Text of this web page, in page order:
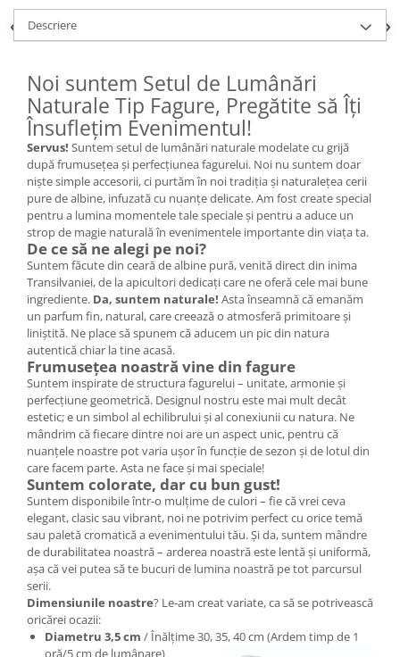
Descriere
Noi suntem Setul de Lumânări
Naturale Tip Fagure, Pregătite să Îți
Însuflețim Evenimentul!
Servus! Suntem setul de lumânări naturale modelate cu grijă
după frumusețea și perfecțiunea fagurelui. Noi nu suntem doar
niște simple accesorii, ci purtăm în noi tradiția și naturalețea cerii
pure de albine, infuzată cu nuanțe delicate. Am fost create special
pentru a lumina momentele tale speciale și pentru a aduce un
strop de magie naturală în evenimentele importante din viața ta.
De ce să ne alegi pe noi?
Suntem făcute din ceară de albine pură, venită direct din inima
Transilvaniei, de la apicultori dedicați care ne oferă cele mai bune
ingrediente. Da, suntem naturale! Asta înseamnă că emanăm
un parfum fin, natural, care creează o atmosferă primitoare și
liniștită. Ne place să spunem că aducem un pic din natura
autentică chiar la tine acasă.
Frumusețea noastră vine din fagure
Suntem inspirate de structura fagurelui – unitate, armonie și
perfecțiune geometrică. Designul nostru este mai mult decât
estetic; e un simbol al echilibrului și al conexiunii cu natura. Ne
mândrim că fiecare dintre noi are un aspect unic, pentru că
nuanțele noastre pot varia ușor în funcție de sezon și de lotul din
care facem parte. Asta ne face și mai speciale!
Suntem colorate, dar cu bun gust!
Suntem disponibile într-o mulțime de culori – fie că vrei ceva
elegant, clasic sau vibrant, noi ne potrivim perfect cu orice temă
sau paletă cromatică a evenimentului tău. Și da, suntem mândre
de durabilitatea noastră – arderea noastră este lentă și uniformă,
așa că vei putea să te bucuri de lumina noastră pe tot parcursul
serii.
Dimensiunile noastre? Le-am creat variate, ca să se potrivească
oricărei ocazii:
Diametru 3,5 cm / Înălțime 30, 35, 40 cm (Ardem timp de 1
oră/5 cm de lumânare)